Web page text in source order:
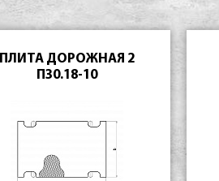
ПЛИТА ДОРОЖНАЯ 2
П30.18-10